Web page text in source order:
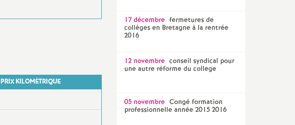
PRIX KILOMÉTRIQUE
17 décembre fermetures de
collèges en Bretagne à la rentrée
2016
12 novembre conseil syndical pour
une autre réforme du college
05 novembre Congé formation
professionnelle année 2015 2016